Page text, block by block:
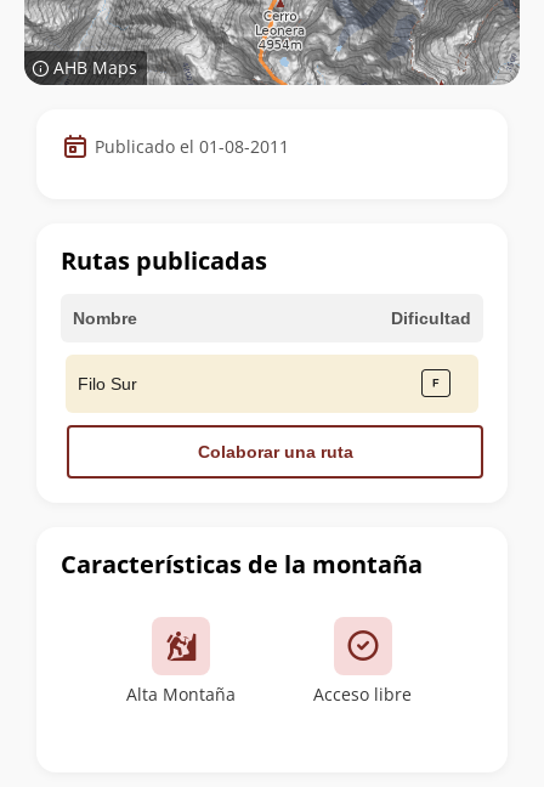
AHB Maps
Datos
de
cumbre
Publicado el 01-08-2011
Características de la montaña
Alta Montaña Acceso libre
Rutas publicadas
Nombre Dificultad
Filo Sur
Colaborar una ruta